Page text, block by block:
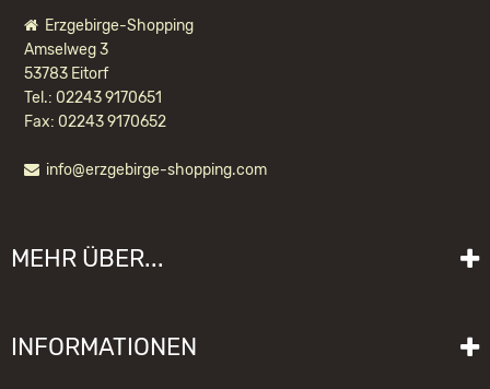
Erzgebirge-Shopping
Amselweg 3
53783 Eitorf
Tel.: 02243 9170651
Fax: 02243 9170652
info@erzgebirge-shopping.com
MEHR ÜBER...
Lieferzeit
INFORMATIONEN